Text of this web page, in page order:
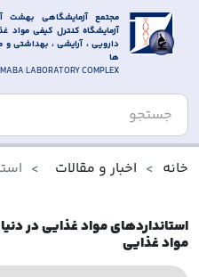
مجتمع آزمایشگاهی بهشت
آزمایشگاه کنترل کیفی مواد
دارویی ، آرایشی ، بهداشتی
ها
MABA LABORATORY COMPLEX
خانه اخبار و مقالات
استانداردهای مواد غذایی در
مواد غذایی